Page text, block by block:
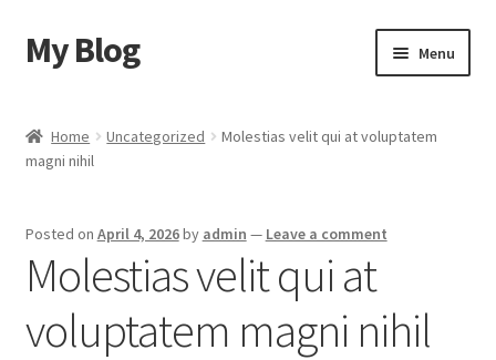
Skip
to
Skip
to
My Blog Menu
Cart
Checkout
My account
Sample Page
Home Uncategorized
Molestias velit qui at voluptatem
magni nihil
Posted on April 4, 2026by admin — Leave a comment
Molestias velit qui at
voluptatem magni nihil